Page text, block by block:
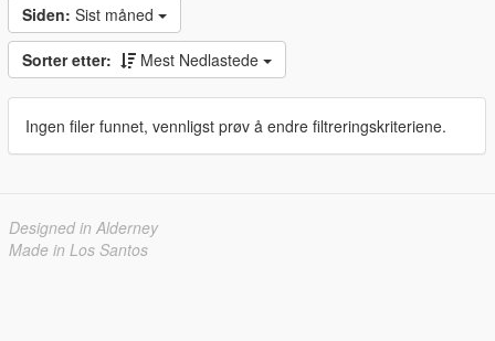
Siden: Sist måned
Sorter etter: Mest Nedlastede
Ingen filer funnet, vennligst prøv å endre filtreringskriteriene.
Designed in Alderney
Made in Los Santos